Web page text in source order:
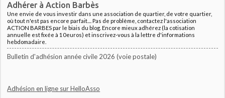
Adhérer à Action Barbès
Une envie de vous investir dans une association de quartier, de votre quartier,
où tout n'est pas encore parfait.... Pas de problème, contactez l'association
ACTION BARBES par le biais du blog. Encore mieux adhérez (la cotisation
annuelle est fixée à 10euros) et inscrivez-vous à la lettre d'informations
hebdomadaire.
Bulletin d'adhésion année civile 2026 (voie postale)
Adhésion en ligne sur HelloAsso